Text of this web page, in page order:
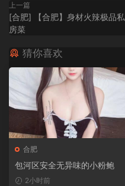
上一篇
[合肥] 【合肥】身材火辣极品私
房菜
猜你喜欢
合肥
包河区安全无异味的小粉鲍
2小时前